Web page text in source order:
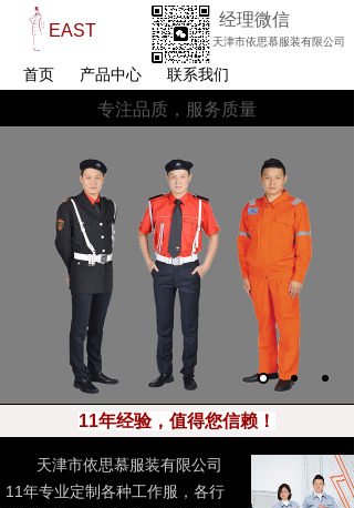
经理微信
EAST
天津市依思慕服装有限公司
首页 产品中心 联系我们
专注品质，服务质量
十年专业服装订制
品质工艺 创造职场精彩
11年经验，值得您信赖！
天津市依思慕服装有限公司
11年专业定制各种工作服，各行